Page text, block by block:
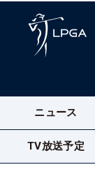
ニュース
TV放送予定